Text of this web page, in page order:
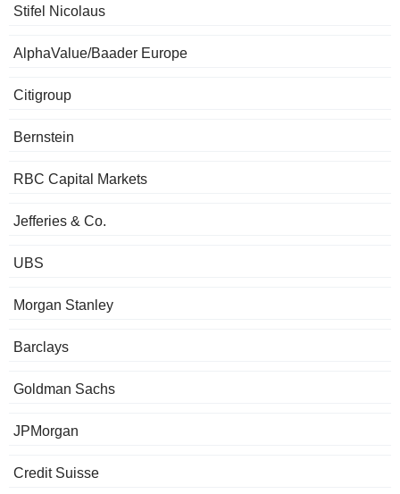
Stifel Nicolaus
AlphaValue/Baader Europe
Citigroup
Bernstein
RBC Capital Markets
Jefferies & Co.
UBS
Morgan Stanley
Barclays
Goldman Sachs
JPMorgan
Credit Suisse